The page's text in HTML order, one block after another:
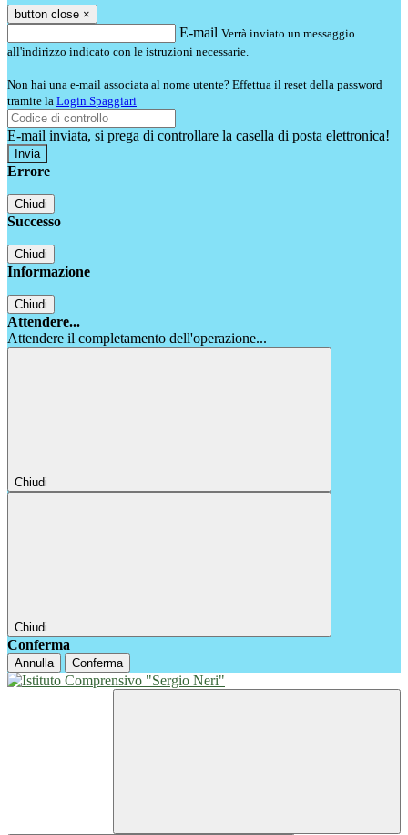
button close ×
E-mail Verrà inviato un messaggio
all'indirizzo indicato con le istruzioni necessarie.
Non hai una e-mail associata al nome utente? Effettua il reset della password
tramite la Login Spaggiari
E-mail inviata, si prega di controllare la casella di posta elettronica!
Errore
Chiudi
Successo
Chiudi
Informazione
Chiudi
Attendere...
Attendere il completamento dell'operazione...
Chiudi
Chiudi
Conferma
Annulla Conferma